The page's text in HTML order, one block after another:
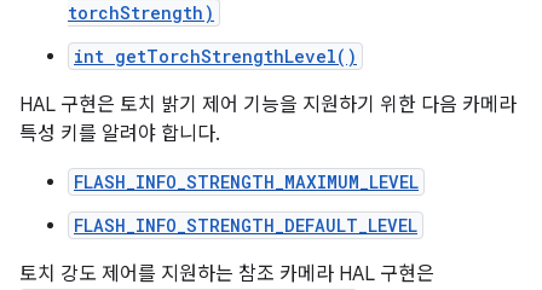
torchStrength)
int getTorchStrengthLevel()
HAL 구현은 토치 밝기 제어 기능을 지원하기 위한 다음 카메라
특성 키를 알려야 합니다.
FLASH_INFO_STRENGTH_MAXIMUM_LEVEL
FLASH_INFO_STRENGTH_DEFAULT_LEVEL
토치 강도 제어를 지원하는 참조 카메라 HAL 구현은